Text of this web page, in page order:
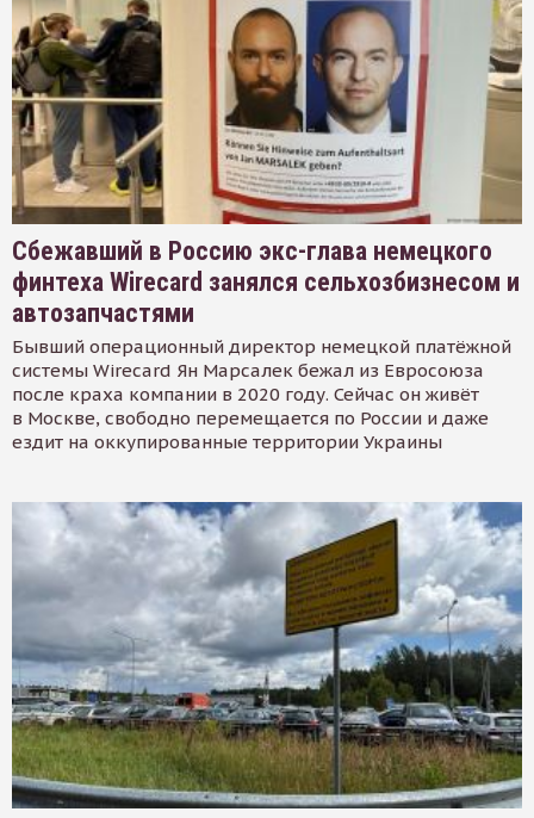
Сбежавший в Россию экс-глава немецкого
финтеха Wirecard занялся сельхозбизнесом и
автозапчастями
Бывший операционный директор немецкой платёжной
системы Wirecard Ян Марсалек бежал из Евросоюза
после краха компании в 2020 году. Сейчас он живёт
в Москве, свободно перемещается по России и даже
ездит на оккупированные территории Украины